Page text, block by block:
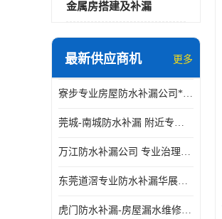
金属房搭建及补漏
最新供应商机 更多
寮步专业房屋防水补漏公司*华展防水，值得信赖的选择
莞城-南城防水补漏 附近专修房屋漏水 免费上门看现场 修不好不收费
万江防水补漏公司 专业治理各项建筑物渗漏水 精准选材 快速止水
东莞道滘专业防水补漏华展防水更专业，及时高效，五年质保
虎门防水补漏-房屋漏水维修 免费上门提供方案 高效解决渗漏水问题